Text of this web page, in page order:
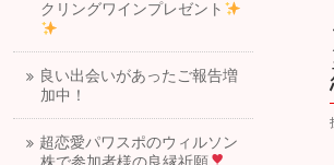
クリングワインプレゼント
良い出会いがあったご報告増
加中！
超恋愛パワスポのウィルソン